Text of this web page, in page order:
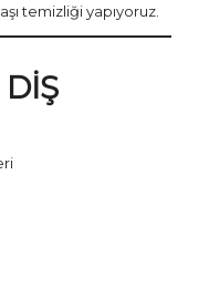
temizliği yapıyoruz.